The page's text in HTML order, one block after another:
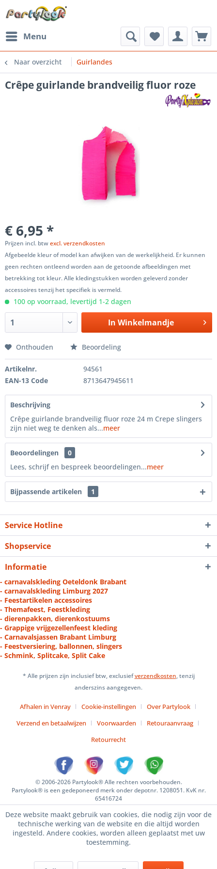
Menu
Naar overzicht Guirlandes
Crêpe guirlande brandveilig fluor roze
€ 6,95 *
Prijzen incl. btwexcl. verzendkosten
Afgebeelde kleur of model kan afwijken van de werkelijkheid. Er kunnen
geen rechten ontleend worden aan de getoonde afbeeldingen met
betrekking tot kleur. Alle kledingstukken worden geleverd zonder
accessoires tenzij het specifiek is vermeld.
100 op voorraad, levertijd 1-2 dagen
In Winkelmandje
Onthouden Beoordeling
Artikelnr.
94561
EAN-13 Code
8713647945611
Beschrijving
Crêpe guirlande brandveilig fluor roze 24 m Crepe slingers
zijn niet weg te denken als...meer
Beoordelingen
0
Lees, schrijf en bespreek beoordelingen...meer
Bijpassende artikelen 1
Service Hotline
Shopservice
Informatie
- carnavalskleding Oeteldonk Brabant
- carnavalskleding Limburg 2027
- Feestartikelen accessoires
- Themafeest, Feestkleding
- dierenpakken, dierenkostuums
- Grappige vrijgezellenfeest kleding
- Carnavalsjassen Brabant Limburg
- Feestversiering, ballonnen, slingers
- Schmink, Splitcake, Split Cake
* Alle prijzen zijn inclusief btw, exclusiefverzendkosten, tenzij
anderszins aangegeven.
Afhalen in Venray Cookie-instellingen
Over Partylook
Verzend en betaalwijzen
Voorwaarden
Retouraanvraag
Retourrecht
© 2006-2026 Partylook® Alle rechten voorbehouden.
Partylook® is een gedeponeerd merk onder depotnr. 1208051. KvK nr.
65416724
Deze website maakt gebruik van cookies, die nodig zijn voor de
technische werking van de website en die altijd worden
ingesteld. Andere cookies, worden alleen geplaatst met uw
toestemming.